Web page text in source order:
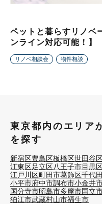
ペットと暮らすリノベ
ンライン対応可能！】
リノベ相談会 物件相談
東京都内のエリア
を探す
新宿区豊島区板橋区世田谷
江東区足立区八王子市目黒
江戸川区町田市葛飾区千代
小平市府中市調布市小金井
国分寺市昭島市多摩市国立
狛江市武蔵村山市福生市